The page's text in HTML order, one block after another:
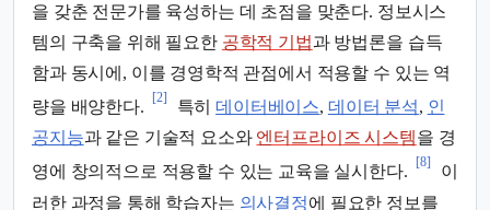
을 갖춘 전문가를 육성하는 데 초점을 맞춘다. 정보시스
템의 구축을 위해 필요한 공학적 기법과 방법론을 습득
함과 동시에, 이를 경영학적 관점에서 적용할 수 있는 역
량을 배양한다.
[2]
특히데이터베이스, 데이터 분석, 인
공지능과 같은 기술적 요소와 엔터프라이즈 시스템을 경
영에 창의적으로 적용할 수 있는 교육을 실시한다.
[8]
이
러한 과정을 통해 학습자는 의사결정에 필요한 정보를